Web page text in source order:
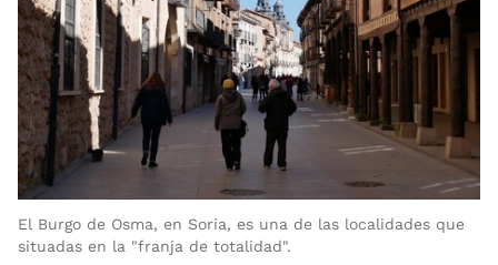
El Burgo de Osma, en Soria, es una de las localidades que
situadas en la "franja de totalidad".